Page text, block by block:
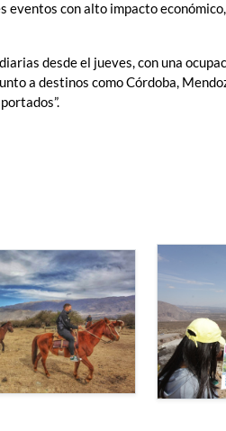
con alto impacto
desde el jueves, con una
a destinos como Córdoba,